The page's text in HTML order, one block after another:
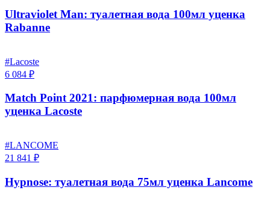
Ultraviolet Man: туалетная вода 100мл уценка
Rabanne
#Lacoste
6 084 ₽
Match Point 2021: парфюмерная вода 100мл
уценка Lacoste
#LANCOME
21 841 ₽
Hypnose: туалетная вода 75мл уценка Lancome